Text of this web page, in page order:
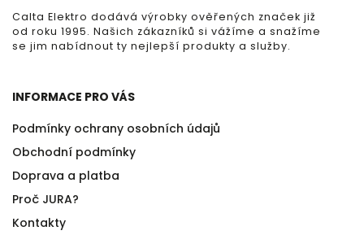
Calta Elektro dodává výrobky ověřených značek již
od roku 1995. Našich zákazníků si vážíme a snažíme
se jim nabídnout ty nejlepší produkty a služby.
INFORMACE PRO VÁS
Podmínky ochrany osobních údajů
Obchodní podmínky
Doprava a platba
Proč JURA?
Kontakty